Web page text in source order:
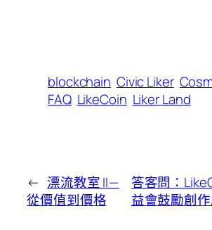
blockchain Civic Liker
FAQ LikeCoin Liker Land
← 漂流教室 II —
從價值到價格
答客問：
益會鼓勵創